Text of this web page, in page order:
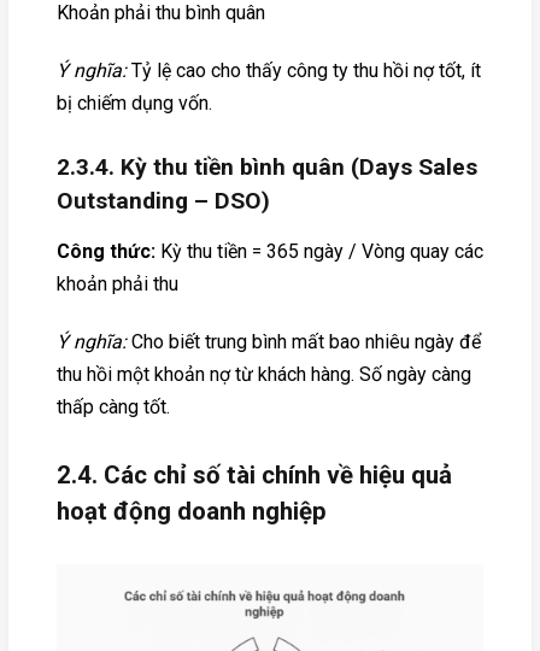
Khoản phải thu bình quân
Ý nghĩa:Tỷ lệ cao cho thấy công ty thu hồi nợ tốt, ít
bị chiếm dụng vốn.
2.3.4. Kỳ thu tiền bình quân (Days Sales
Outstanding – DSO)
Công thức: Kỳ thu tiền = 365 ngày / Vòng quay các
khoản phải thu
Ý nghĩa:Cho biết trung bình mất bao nhiêu ngày để
thu hồi một khoản nợ từ khách hàng. Số ngày càng
thấp càng tốt.
2.4. Các chỉ số tài chính về hiệu quả
hoạt động doanh nghiệp